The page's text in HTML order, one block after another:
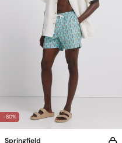
-80%
Springfield